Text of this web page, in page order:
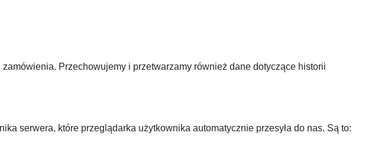
Przechowujemy i przetwarzamy również dane dotyczące historii
serwera, które przeglądarka użytkownika automatycznie przesyła do nas. Są to: